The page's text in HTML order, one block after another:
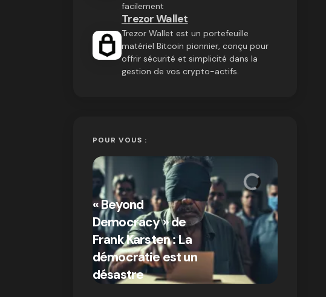
facilement
Trezor Wallet
Trezor Wallet est un portefeuille
matériel Bitcoin pionnier, conçu pour
offrir sécurité et simplicité dans la
gestion de vos crypto-actifs.
POUR VOUS :
« Beyond
Democracy » de
Frank Karsten : La
démocratie est un
désastre
on 03/10/2024